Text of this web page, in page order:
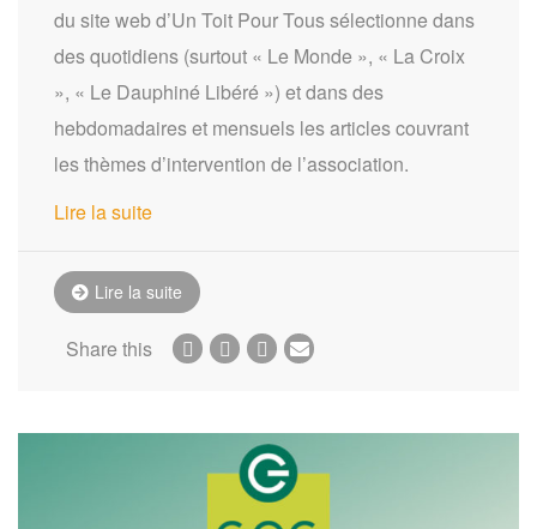
du site web d’Un Toit Pour Tous sélectionne dans
des quotidiens (surtout « Le Monde », « La Croix
», « Le Dauphiné Libéré ») et dans des
hebdomadaires et mensuels les articles couvrant
les thèmes d’intervention de l’association.
Lire la suite
Lire la suite
Share this